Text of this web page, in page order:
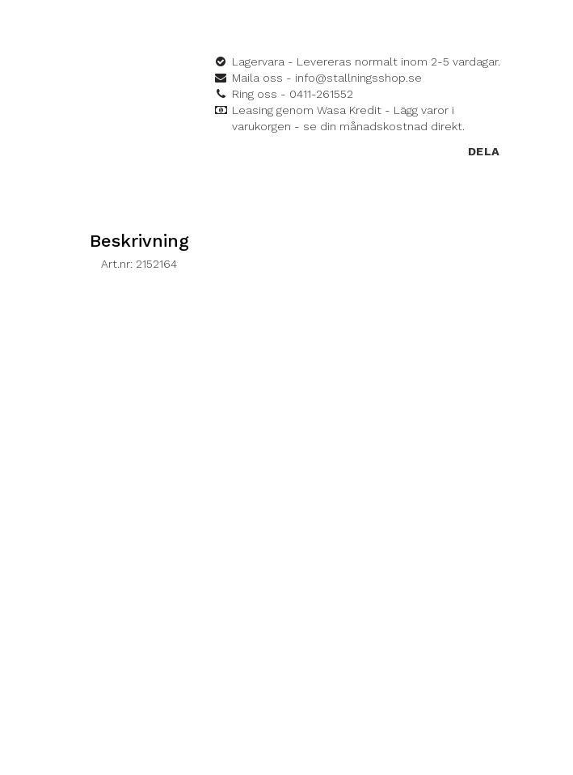
Lagervara - Levereras normalt inom 2-5 vardagar.
Maila oss - info@stallningsshop.se
Ring oss - 0411-261552
Leasing genom Wasa Kredit - Lägg varor i
varukorgen - se din månadskostnad direkt.
DELA
Beskrivning
Art.nr: 2152164